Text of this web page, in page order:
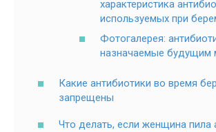
характеристика
используемых при
Фотогалерея:
назначаемые будущим
Какие антибиотики во время
запрещены
Что делать, если женщина пила